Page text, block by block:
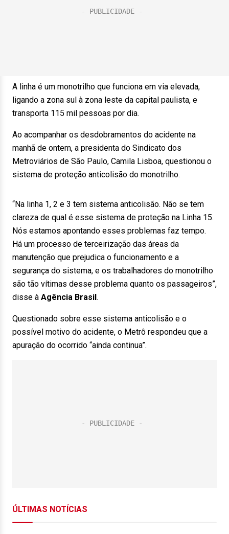
A linha é um monotrilho que funciona em via elevada,
ligando a zona sul à zona leste da capital paulista, e
transporta 115 mil pessoas por dia.
Ao acompanhar os desdobramentos do acidente na
manhã de ontem, a presidenta do Sindicato dos
Metroviários de São Paulo, Camila Lisboa, questionou o
sistema de proteção anticolisão do monotrilho.
“Na linha 1, 2 e 3 tem sistema anticolisão. Não se tem
clareza de qual é esse sistema de proteção na Linha 15.
Nós estamos apontando esses problemas faz tempo.
Há um processo de terceirização das áreas da
manutenção que prejudica o funcionamento e a
segurança do sistema, e os trabalhadores do monotrilho
são tão vítimas desse problema quanto os passageiros”,
disse à Agência Brasil.
Questionado sobre esse sistema anticolisão e o
possível motivo do acidente, o Metrô respondeu que a
apuração do ocorrido “ainda continua”.